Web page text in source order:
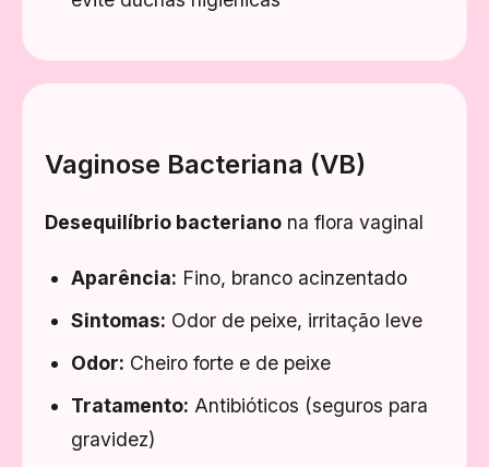
Vaginose Bacteriana (VB)
Desequilíbrio bacteriano na flora vaginal
Aparência: Fino, branco acinzentado
Sintomas: Odor de peixe, irritação leve
Odor: Cheiro forte e de peixe
Tratamento: Antibióticos (seguros para
gravidez)